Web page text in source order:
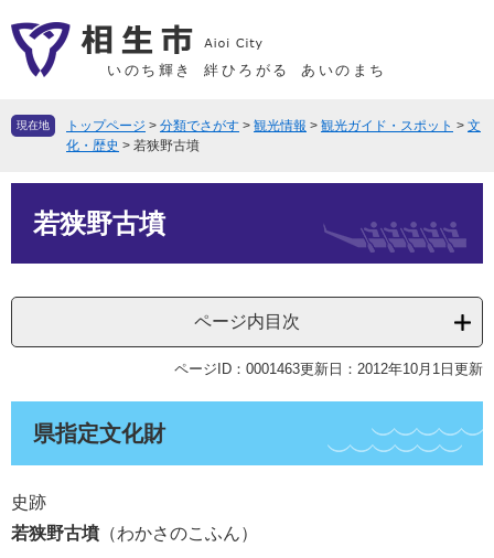
ー
先
ニ
を
へ
いのち輝き 絆ひろがる あいのまち
現在地 トップページ > 分類でさがす > 観光情報 > 観光ガイド・スポット > 文
化・歴史 > 若狭野古墳
若狭野古墳
ページ内目次
ページID：0001463更新日：2012年10月1日更新
県指定文化財
史跡
若狭野古墳 （わかさのこふん）